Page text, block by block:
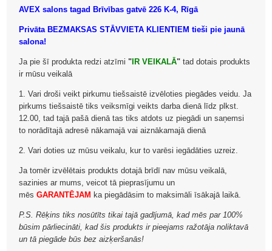
AVEX salons tagad Brīvības gatvē 226 K-4, Rīgā
Privāta BEZMAKSAS STĀVVIETA KLIENTIEM tieši pie jaunā
salona!
Ja pie šī produkta redzi atzīmi " IR VEIKALĀ" tad dotais produkts
ir mūsu veikalā
1. Vari droši veikt pirkumu tiešsaistē izvēloties piegādes veidu. Ja
pirkums tiešsaistē tiks veiksmīgi veikts darba dienā līdz plkst.
12.00, tad tajā pašā dienā tas tiks atdots uz piegādi un saņemsi
to norādītajā adresē nākamajā vai aiznākamajā dienā
2. Vari doties uz mūsu veikalu, kur to varēsi iegādāties uzreiz.
Ja tomēr izvēlētais produkts dotajā brīdī nav mūsu veikalā,
sazinies ar mums, veicot tā pieprasījumu un
mēsGARANTĒJAM ka piegādāsim to maksimāli īsākajā laikā.
P.S. Rēķins tiks nosūtīts tikai tajā gadījumā, kad mēs par 100%
būsim pārliecināti, kad šis produkts ir pieejams ražotāja noliktavā
un tā piegāde būs bez aizķeršanās!